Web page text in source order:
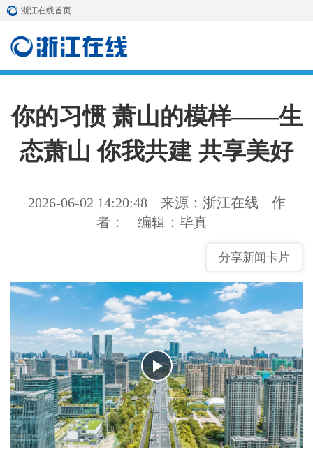
浙江在线首页
你的习惯 萧山的模样——生
态萧山 你我共建 共享美好
2026-06-02 14:20:48 来源：浙江在线
作
者：
编辑：毕真
分享新闻卡片